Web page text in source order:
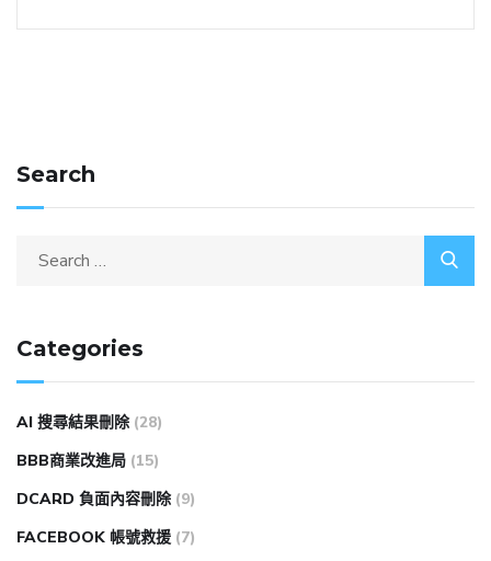
Search
Categories
AI 搜尋結果刪除 (28)
BBB商業改進局 (15)
DCARD 負面內容刪除 (9)
FACEBOOK 帳號救援 (7)